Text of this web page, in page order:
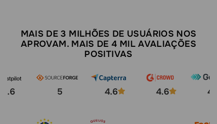
MAIS DE 3 MILHÕES DE USUÁRIOS NOS
APROVAM. MAIS DE 4 MIL AVALIAÇÕES
POSITIVAS
4.6 5 4.6 4.6